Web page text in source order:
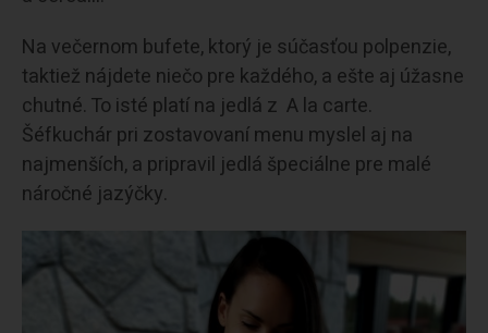
Na večernom bufete, ktorý je súčasťou polpenzie,
taktiež nájdete niečo pre každého, a ešte aj úžasne
chutné. To isté platí na jedlá z A la carte.
Šéfkuchár pri zostavovaní menu myslel aj na
najmenších, a pripravil jedlá špeciálne pre malé
náročné jazýčky.